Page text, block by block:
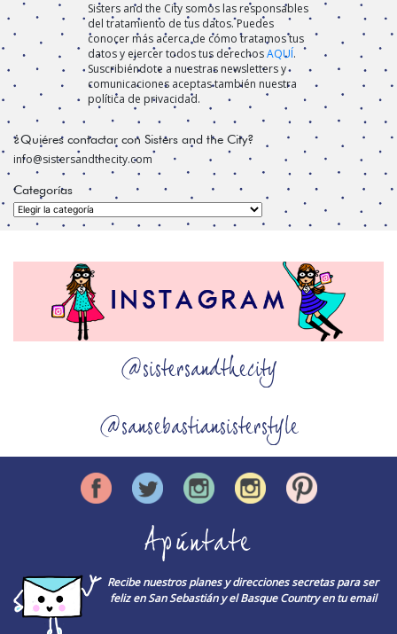
Sisters and the City somos las responsables
del tratamiento de tus datos. Puedes
conocer más acerca de cómo tratamos tus
datos y ejercer todos tus derechosAQUÍ.
Suscribiéndote a nuestras newsletters y
comunicaciones aceptas también nuestra
política de privacidad.
¿Quiéres contactar con Sisters and the City?
info@sistersandthecity.com
Categorías
Categorías
@sistersandthecity
@sansebastiansisterstyle
Apúntate
Recibe nuestros planes y direcciones secretas para ser
feliz en San Sebastián y el Basque Country en tu email